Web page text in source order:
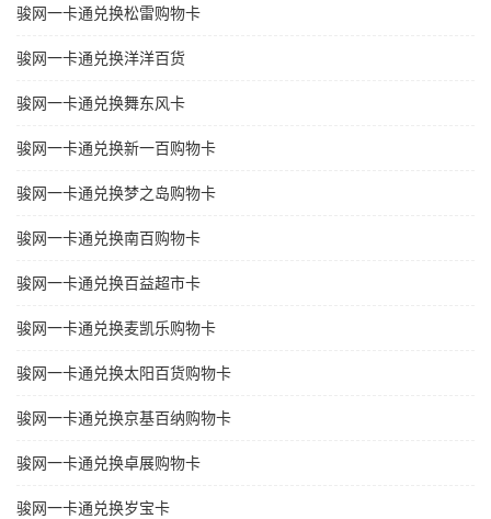
骏网一卡通兑换松雷购物卡
骏网一卡通兑换洋洋百货
骏网一卡通兑换舞东风卡
骏网一卡通兑换新一百购物卡
骏网一卡通兑换梦之岛购物卡
骏网一卡通兑换南百购物卡
骏网一卡通兑换百益超市卡
骏网一卡通兑换麦凯乐购物卡
骏网一卡通兑换太阳百货购物卡
骏网一卡通兑换京基百纳购物卡
骏网一卡通兑换卓展购物卡
骏网一卡通兑换岁宝卡